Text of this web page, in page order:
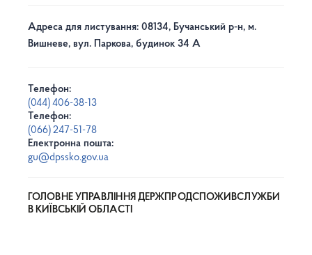
Адреса для листування: 08134, Бучанський р-н, м.
Вишневе, вул. Паркова, будинок 34 А
Телефон:
(044) 406-38-13
Телефон:
(066) 247-51-78
Електронна пошта:
gu@dpssko.gov.ua
ГОЛОВНЕ УПРАВЛІННЯ ДЕРЖПРОДСПОЖИВСЛУЖБИ
В КИЇВСЬКІЙ ОБЛАСТІ